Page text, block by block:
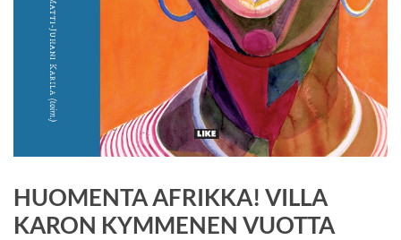
HUOMENTA AFRIKKA! VILLA
KARON KYMMENEN VUOTTA